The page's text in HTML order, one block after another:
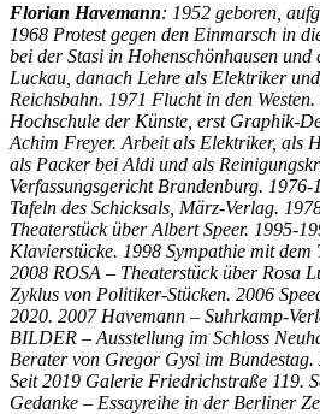
Florian Havemann: 1952 geboren,
1968 Protest gegen den Einmarsch in
bei der Stasi in Hohenschönhausen und
Luckau, danach Lehre als Elektriker
Reichsbahn. 1971 Flucht in den
Hochschule der Künste, erst Graphik-
Achim Freyer. Arbeit als Elektriker, als
als Packer bei Aldi und als
Verfassungsgericht Brandenburg. 1976-
Tafeln des Schicksals, März-Verlag.
Theaterstück über Albert Speer. 1995-
Klavierstücke. 1998 Sympathie mit
2008 ROSA – Theaterstück über Rosa
Zyklus von Politiker-Stücken. 2006
2020. 2007 Havemann – Suhrkamp-
BILDER – Ausstellung im Schloss
Berater von Gregor Gysi im
Seit 2019 Galerie Friedrichstraße 119.
Gedanke – Essayreihe in der Berliner